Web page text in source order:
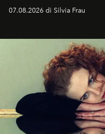
cognizione del tempo. Ma
07.08.2026 di Silvia Frau